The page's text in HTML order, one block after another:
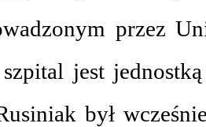
przez
jest
był